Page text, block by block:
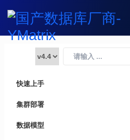
快速上手
集群部署
数据模型